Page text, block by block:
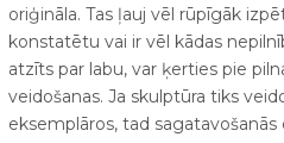
oriģināla. Tas ļauj vēl rūpīgāk
konstatētu vai ir vēl kādas
atzīts par labu, var ķerties pie
veidošanas. Ja skulptūra tiks
eksemplāros, tad sagatavošanās